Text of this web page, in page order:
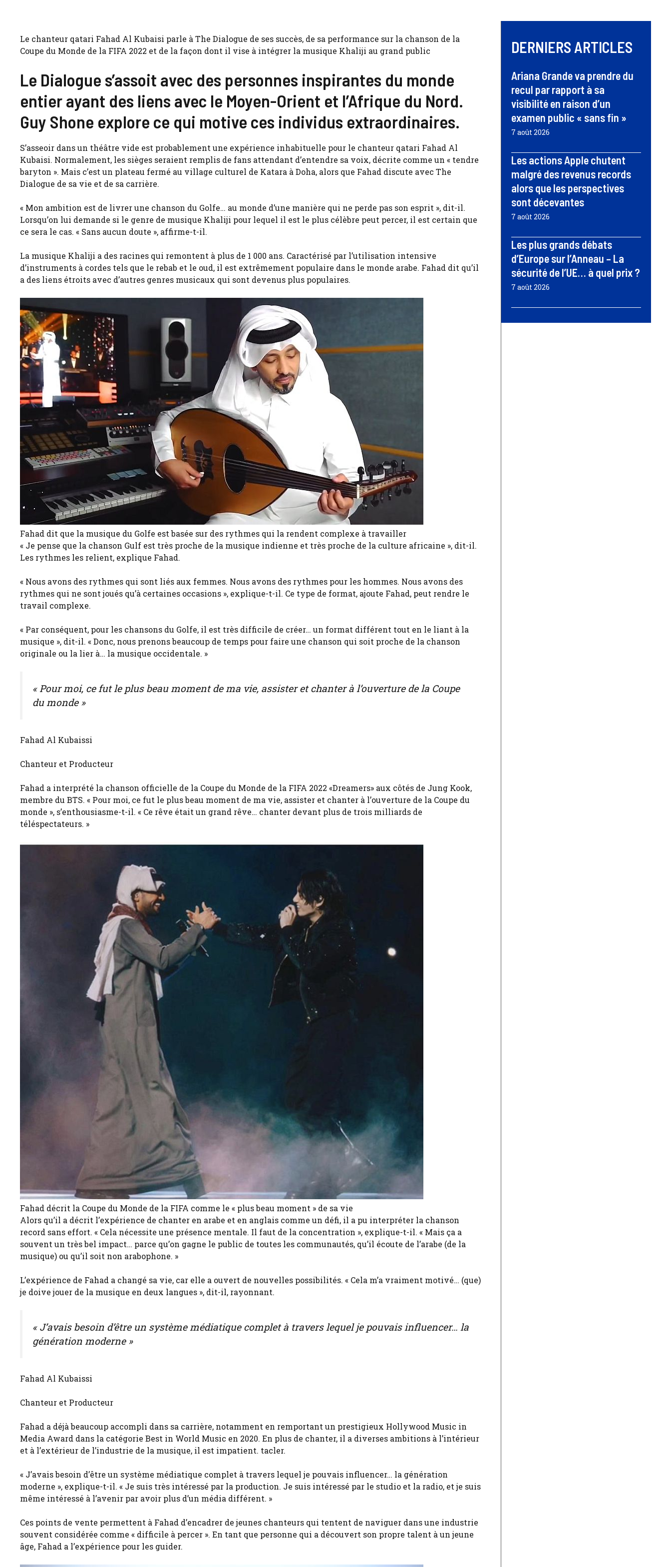
Le chanteur qatari Fahad Al Kubaisi parle à The Dialogue de ses succès, de sa performance sur la chanson de la
Coupe du Monde de la FIFA 2022 et de la façon dont il vise à intégrer la musique Khaliji au grand public
Le Dialogue s’assoit avec des personnes inspirantes du monde
entier ayant des liens avec le Moyen-Orient et l’Afrique du Nord.
Guy Shone explore ce qui motive ces individus extraordinaires.
S’asseoir dans un théâtre vide est probablement une expérience inhabituelle pour le chanteur qatari Fahad Al
Kubaisi. Normalement, les sièges seraient remplis de fans attendant d’entendre sa voix, décrite comme un « tendre
baryton ». Mais c’est un plateau fermé au village culturel de Katara à Doha, alors que Fahad discute avec The
Dialogue de sa vie et de sa carrière.
« Mon ambition est de livrer une chanson du Golfe… au monde d’une manière qui ne perde pas son esprit », dit-il.
Lorsqu’on lui demande si le genre de musique Khaliji pour lequel il est le plus célèbre peut percer, il est certain que
ce sera le cas. « Sans aucun doute », affirme-t-il.
La musique Khaliji a des racines qui remontent à plus de 1 000 ans. Caractérisé par l’utilisation intensive
d’instruments à cordes tels que le rebab et le oud, il est extrêmement populaire dans le monde arabe. Fahad dit qu’il
a des liens étroits avec d’autres genres musicaux qui sont devenus plus populaires.
Fahad dit que la musique du Golfe est basée sur des rythmes qui la rendent complexe à travailler
« Je pense que la chanson Gulf est très proche de la musique indienne et très proche de la culture africaine », dit-il.
Les rythmes les relient, explique Fahad.
« Nous avons des rythmes qui sont liés aux femmes. Nous avons des rythmes pour les hommes. Nous avons des
rythmes qui ne sont joués qu’à certaines occasions », explique-t-il. Ce type de format, ajoute Fahad, peut rendre le
travail complexe.
« Par conséquent, pour les chansons du Golfe, il est très difficile de créer… un format différent tout en le liant à la
musique », dit-il. « Donc, nous prenons beaucoup de temps pour faire une chanson qui soit proche de la chanson
originale ou la lier à… la musique occidentale. »
« Pour moi, ce fut le plus beau moment de ma vie, assister et chanter à l’ouverture de la Coupe
du monde »
Fahad Al Kubaissi
Chanteur et Producteur
Fahad a interprété la chanson officielle de la Coupe du Monde de la FIFA 2022 «Dreamers» aux côtés de Jung Kook,
membre du BTS. « Pour moi, ce fut le plus beau moment de ma vie, assister et chanter à l’ouverture de la Coupe du
monde », s’enthousiasme-t-il. « Ce rêve était un grand rêve… chanter devant plus de trois milliards de
téléspectateurs. »
Fahad décrit la Coupe du Monde de la FIFA comme le « plus beau moment » de sa vie
Alors qu’il a décrit l’expérience de chanter en arabe et en anglais comme un défi, il a pu interpréter la chanson
record sans effort. « Cela nécessite une présence mentale. Il faut de la concentration », explique-t-il. « Mais ça a
souvent un très bel impact… parce qu’on gagne le public de toutes les communautés, qu’il écoute de l’arabe (de la
musique) ou qu’il soit non arabophone. »
L’expérience de Fahad a changé sa vie, car elle a ouvert de nouvelles possibilités. « Cela m’a vraiment motivé… (que)
je doive jouer de la musique en deux langues », dit-il, rayonnant.
« J’avais besoin d’être un système médiatique complet à travers lequel je pouvais influencer… la
génération moderne »
Fahad Al Kubaissi
Chanteur et Producteur
Fahad a déjà beaucoup accompli dans sa carrière, notamment en remportant un prestigieux Hollywood Music in
Media Award dans la catégorie Best in World Music en 2020. En plus de chanter, il a diverses ambitions à l’intérieur
et à l’extérieur de l’industrie de la musique, il est impatient. tacler.
« J’avais besoin d’être un système médiatique complet à travers lequel je pouvais influencer… la génération
moderne », explique-t-il. « Je suis très intéressé par la production. Je suis intéressé par le studio et la radio, et je suis
même intéressé à l’avenir par avoir plus d’un média différent. »
Ces points de vente permettent à Fahad d’encadrer de jeunes chanteurs qui tentent de naviguer dans une industrie
souvent considérée comme « difficile à percer ». En tant que personne qui a découvert son propre talent à un jeune
âge, Fahad a l’expérience pour les guider.
DERNIERS ARTICLES
Ariana Grande va prendre du
recul par rapport à sa
visibilité en raison d’un
examen public « sans fin »
7 août 2026
Les actions Apple chutent
malgré des revenus records
alors que les perspectives
sont décevantes
7 août 2026
Les plus grands débats
d’Europe sur l’Anneau – La
sécurité de l’UE… à quel prix ?
7 août 2026